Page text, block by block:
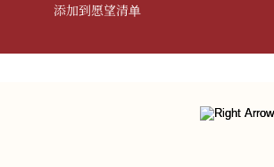
添加到愿望清单